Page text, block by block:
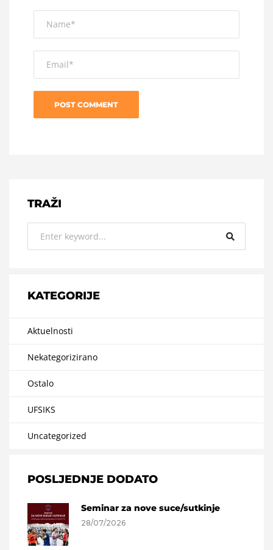
TRAŽI
KATEGORIJE
Aktuelnosti
Nekategorizirano
Ostalo
UFSIKS
Uncategorized
POSLJEDNJE DODATO
Seminar za nove suce/sutkinje
28/07/2026